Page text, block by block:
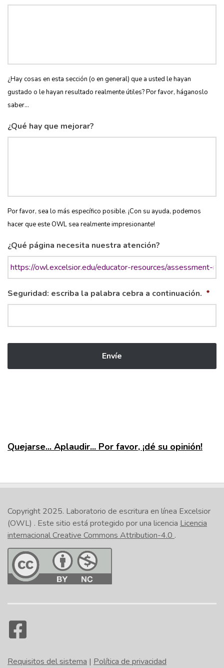
¿Hay cosas en esta sección (o en general) que a usted le hayan
gustado o le hayan resultado realmente útiles? Por favor, háganoslo
saber...
¿Qué hay que mejorar?
Por favor, sea lo más específico posible. ¡Con su ayuda, podemos
hacer que este OWL sea realmente impresionante!
¿Qué página necesita nuestra atención?
Seguridad: escriba la palabra cebra a continuación. *
Quejarse... Aplaudir... Por favor, ¡dé su opinión!
Copyright 2025. Laboratorio de escritura en línea Excelsior
(OWL) . Este sitio está protegido por una licencia Licencia
internacional Creative Commons Attribution-4.0 .
Requisitos del sistema | Política de privacidad